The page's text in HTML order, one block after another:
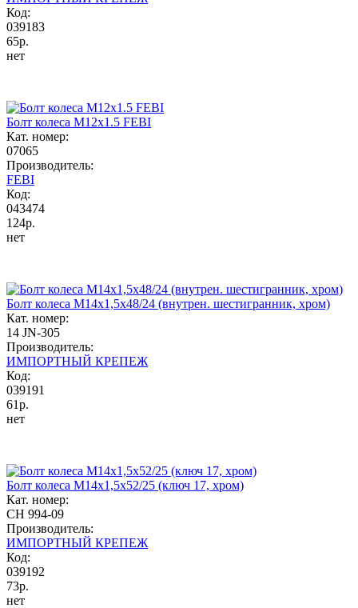
Код:
039183
65р.
нет
Болт колеса М12х1.5 FEBI
Кат. номер:
07065
Производитель:
FEBI
Код:
043474
124р.
нет
Болт колеса М14x1,5x48/24 (внутрен. шестигранник, хром)
Кат. номер:
14 JN-305
Производитель:
ИМПОРТНЫЙ КРЕПЕЖ
Код:
039191
61р.
нет
Болт колеса М14x1,5x52/25 (ключ 17, хром)
Кат. номер:
CH 994-09
Производитель:
ИМПОРТНЫЙ КРЕПЕЖ
Код:
039192
73р.
нет